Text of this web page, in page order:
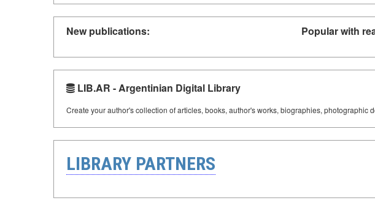
New publications: Popular with
LIB.AR - Argentinian Digital Library
Create your author's collection of articles, books, author's works, biographies, photographic
LIBRARY PARTNERS